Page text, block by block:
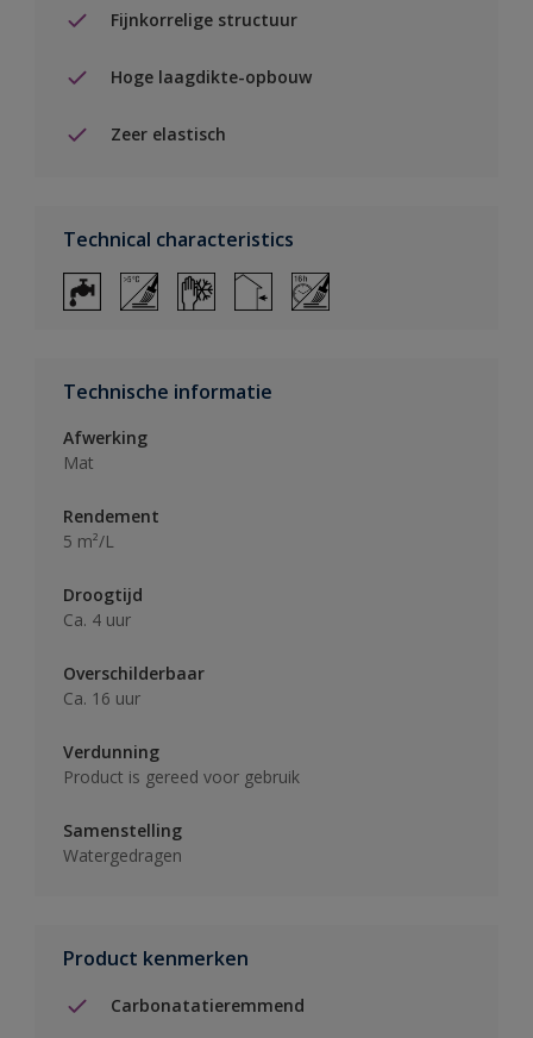
Fijnkorrelige structuur
Hoge laagdikte-opbouw
Zeer elastisch
Technical characteristics
Technische informatie
Afwerking
Mat
Rendement
5 m²/L
Droogtijd
Ca. 4 uur
Overschilderbaar
Ca. 16 uur
Verdunning
Product is gereed voor gebruik
Samenstelling
Watergedragen
Product kenmerken
Carbonatatieremmend